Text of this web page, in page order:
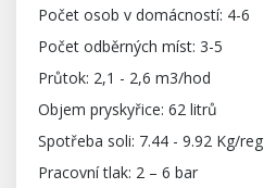
Počet osob v domácností: 4-6
Počet odběrných míst: 3-5
Průtok: 2,1 - 2,6 m3/hod
Objem pryskyřice: 62 litrů
Spotřeba soli: 7.44 - 9.92 Kg/reg
Pracovní tlak: 2 – 6 bar